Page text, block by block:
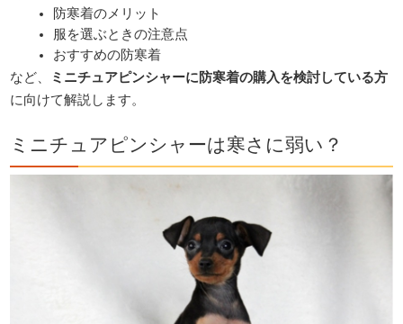
防寒着のメリット
服を選ぶときの注意点
おすすめの防寒着
など、
ミニチュアピンシャーに防寒着の購入を検討している方
に向けて解説します。
ミニチュアピンシャーは寒さに弱い？